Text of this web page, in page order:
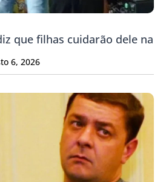
que filhas cuidarão dele na
6, 2026